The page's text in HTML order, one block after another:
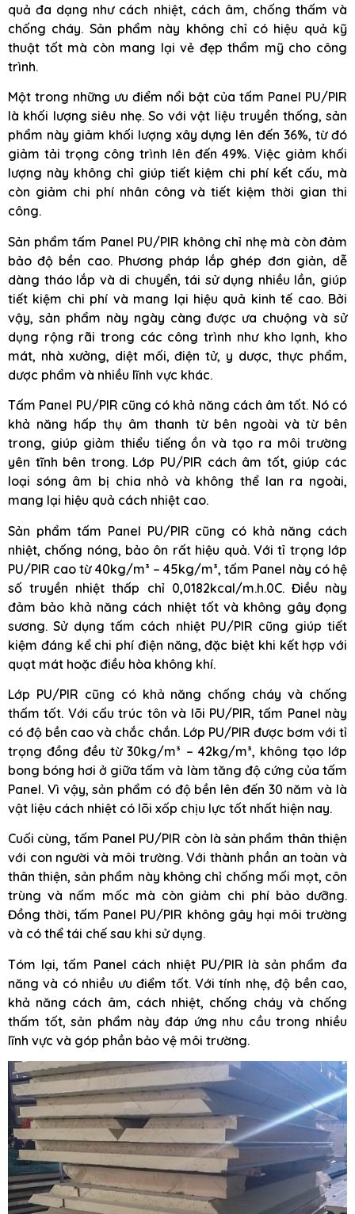
quả đa dạng như cách nhiệt, cách âm, chống thấm và
chống cháy. Sản phẩm này không chỉ có hiệu quả kỹ
thuật tốt mà còn mang lại vẻ đẹp thẩm mỹ cho công
trình.
Một trong những ưu điểm nổi bật của tấm Panel PU/PIR
là khối lượng siêu nhẹ. So với vật liệu truyền thống, sản
phẩm này giảm khối lượng xây dựng lên đến 36%, từ đó
giảm tải trọng công trình lên đến 49%. Việc giảm khối
lượng này không chỉ giúp tiết kiệm chi phí kết cấu, mà
còn giảm chi phí nhân công và tiết kiệm thời gian thi
công.
Sản phẩm tấm Panel PU/PIR không chỉ nhẹ mà còn đảm
bảo độ bền cao. Phương pháp lắp ghép đơn giản, dễ
dàng tháo lắp và di chuyển, tái sử dụng nhiều lần, giúp
tiết kiệm chi phí và mang lại hiệu quả kinh tế cao. Bởi
vậy, sản phẩm này ngày càng được ưa chuộng và sử
dụng rộng rãi trong các công trình như kho lạnh, kho
mát, nhà xưởng, diệt mối, điện tử, y dược, thực phẩm,
dược phẩm và nhiều lĩnh vực khác.
Tấm Panel PU/PIR cũng có khả năng cách âm tốt. Nó có
khả năng hấp thụ âm thanh từ bên ngoài và từ bên
trong, giúp giảm thiểu tiếng ồn và tạo ra môi trường
yên tĩnh bên trong. Lớp PU/PIR cách âm tốt, giúp các
loại sóng âm bị chia nhỏ và không thể lan ra ngoài,
mang lại hiệu quả cách nhiệt cao.
Sản phẩm tấm Panel PU/PIR cũng có khả năng cách
nhiệt, chống nóng, bảo ôn rất hiệu quả. Với tỉ trọng lớp
PU/PIR cao từ 40kg/m³ – 45kg/m³, tấm Panel này có hệ
số truyền nhiệt thấp chỉ 0,0182kcal/m.h.0C. Điều này
đảm bảo khả năng cách nhiệt tốt và không gây đọng
sương. Sử dụng tấm cách nhiệt PU/PIR cũng giúp tiết
kiệm đáng kể chi phí điện năng, đặc biệt khi kết hợp với
quạt mát hoặc điều hòa không khí.
Lớp PU/PIR cũng có khả năng chống cháy và chống
thấm tốt. Với cấu trúc tôn và lõi PU/PIR, tấm Panel này
có độ bền cao và chắc chắn. Lớp PU/PIR được bơm với tỉ
trọng đồng đều từ 30kg/m³ – 42kg/m³, không tạo lớp
bong bóng hơi ở giữa tấm và làm tăng độ cứng của tấm
Panel. Vì vậy, sản phẩm có độ bền lên đến 30 năm và là
vật liệu cách nhiệt có lõi xốp chịu lực tốt nhất hiện nay.
Cuối cùng, tấm Panel PU/PIR còn là sản phẩm thân thiện
với con người và môi trường. Với thành phần an toàn và
thân thiện, sản phẩm này không chỉ chống mối mọt, côn
trùng và nấm mốc mà còn giảm chi phí bảo dưỡng.
Đồng thời, tấm Panel PU/PIR không gây hại môi trường
và có thể tái chế sau khi sử dụng.
Tóm lại, tấm Panel cách nhiệt PU/PIR là sản phẩm đa
năng và có nhiều ưu điểm tốt. Với tính nhẹ, độ bền cao,
khả năng cách âm, cách nhiệt, chống cháy và chống
thấm tốt, sản phẩm này đáp ứng nhu cầu trong nhiều
lĩnh vực và góp phần bảo vệ môi trường.